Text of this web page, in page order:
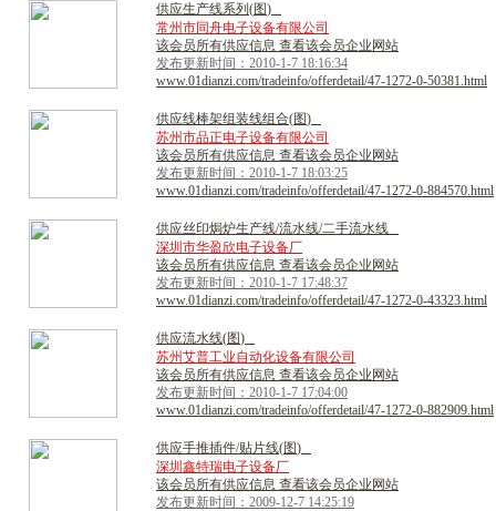
供应生产线系列 (图)
常州市同舟电子设备有限公司
该会员所有供应信息 查看该会员企业网站
发布更新时间：2010-1-7 18:16:34
www.01dianzi.com/tradeinfo/offerdetail/47-1272-0-50381.html
供应线棒架组装线组合(图)
苏州市品正电子设备有限公司
该会员所有供应信息 查看该会员企业网站
发布更新时间：2010-1-7 18:03:25
www.01dianzi.com/tradeinfo/offerdetail/47-1272-0-884570.html
供应丝印焗炉生产线/流水线/二手流水线
深圳市华盈欣电子设备厂
该会员所有供应信息 查看该会员企业网站
发布更新时间：2010-1-7 17:48:37
www.01dianzi.com/tradeinfo/offerdetail/47-1272-0-43323.html
供应流水线(图)
苏州艾普工业自动化设备有限公司
该会员所有供应信息 查看该会员企业网站
发布更新时间：2010-1-7 17:04:00
www.01dianzi.com/tradeinfo/offerdetail/47-1272-0-882909.html
供应手推插件/贴片线(图)
深圳鑫特瑞电子设备厂
该会员所有供应信息 查看该会员企业网站
发布更新时间：2009-12-7 14:25:19